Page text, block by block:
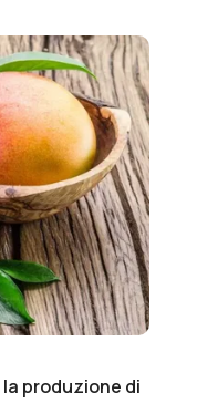
la produzione di